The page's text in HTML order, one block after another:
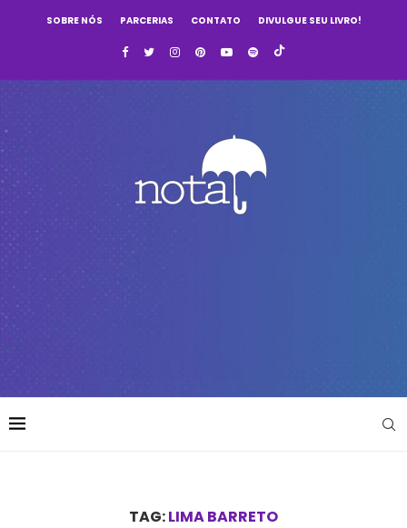
SOBRE NÓS PARCERIAS CONTATO DIVULGUE SEU LIVRO!
TAG:LIMA BARRETO